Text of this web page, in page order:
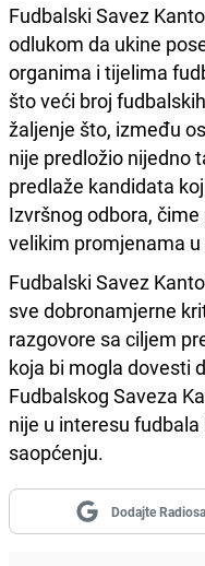
Fudbalski Savez
odlukom da ukine
organima i tijelima
što veći broj
žaljenje što, između
nije predložio nijedno
predlaže kandidata
Izvršnog odbora,
velikim promjenama
Fudbalski Savez
sve dobronamjerne
razgovore sa ciljem
koja bi mogla dovesti
Fudbalskog Saveza
nije u interesu
saopćenju.
Dodajte